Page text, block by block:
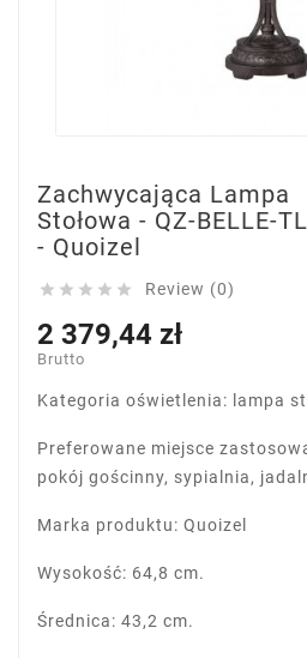
Zachwycająca Lampa
Stołowa - QZ-BELLE-TL
- Quoizel
     Review (0)
2 379,44 zł
Brutto
Kategoria oświetlenia: lampa
Preferowane miejsce
pokój gościnny, sypialnia,
Marka produktu: Quoizel
Wysokość: 64,8 cm.
Średnica: 43,2 cm.